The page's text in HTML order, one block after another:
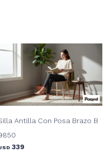
Antilla Con Posa Brazo B
339